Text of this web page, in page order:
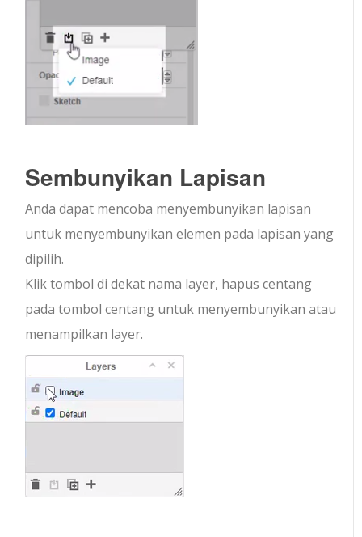
Sembunyikan Lapisan
Anda dapat mencoba menyembunyikan lapisan
untuk menyembunyikan elemen pada lapisan yang
dipilih.
Klik tombol di dekat nama layer, hapus centang
pada tombol centang untuk menyembunyikan atau
menampilkan layer.